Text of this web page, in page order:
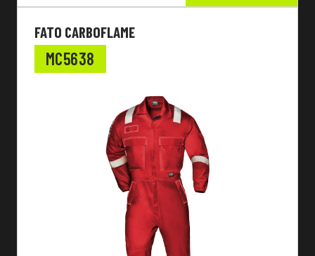
FATO CARBOFLAME
MC5638